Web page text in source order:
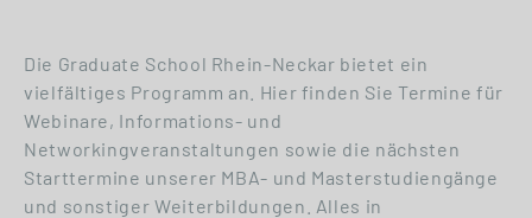
Die Graduate School Rhein-Neckar bietet ein
vielfältiges Programm an. Hier finden Sie Termine für
Webinare, Informations- und
Networkingveranstaltungen sowie die nächsten
Starttermine unserer MBA- und Masterstudiengänge
und sonstiger Weiterbildungen. Alles in